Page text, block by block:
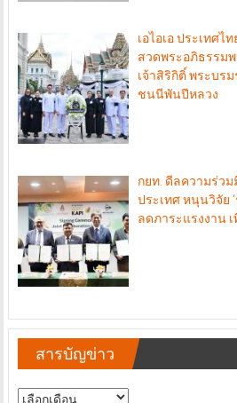
เอไอเอ ประเทศไ
สวดพระอภิธรรม
เจ้าสิริกิติ์ พระบร
ชนนีพันปีหลวง
กยท. ดีลความร่วม
ประเทศ หนุนวิจัย
ลดภาระแรงงาน
สารบัญข่าว
สารบัญ